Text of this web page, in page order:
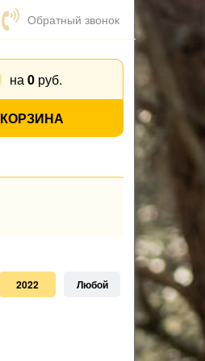
Обратный звонок
на 0руб.
КОРЗИНА
2022 Любой